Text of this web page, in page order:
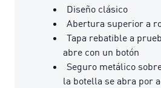
Diseño clásico
Abertura superior a
Tapa rebatible a
abre con un botón
Seguro metálico
la botella se abra por